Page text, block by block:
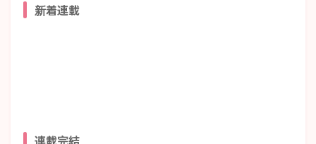
新着連載